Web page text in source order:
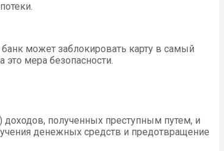
может заблокировать карту в самый
мера безопасности.
полученных преступным путем, и
денежных средств и предотвращение